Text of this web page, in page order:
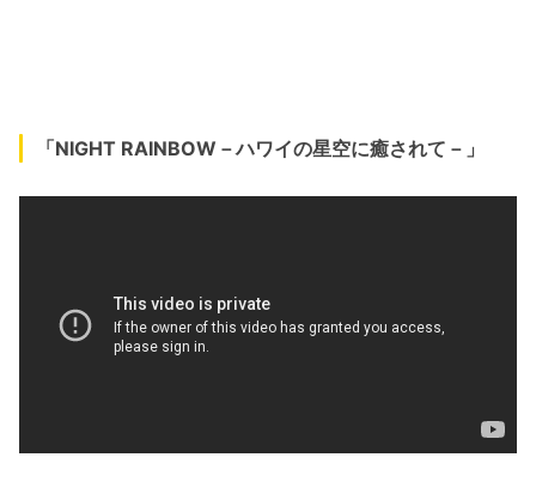
「NIGHT RAINBOW－ハワイの星空に癒されて－」